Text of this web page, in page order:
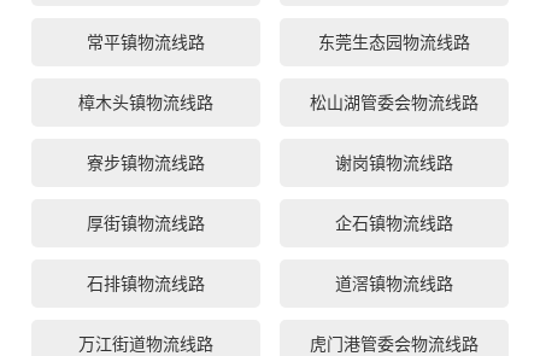
常平镇物流线路 东莞生态园物流线路
樟木头镇物流线路 松山湖管委会物流线路
寮步镇物流线路 谢岗镇物流线路
厚街镇物流线路 企石镇物流线路
石排镇物流线路 道滘镇物流线路
万江街道物流线路 虎门港管委会物流线路